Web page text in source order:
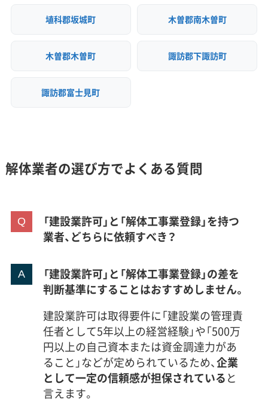
埴科郡坂城町 木曽郡南木曽町
木曽郡木曽町 諏訪郡下諏訪町
諏訪郡富士見町
解体業者の選び方でよくある質問
「建設業許可」と「解体工事業登録」を持つ
業者、どちらに依頼すべき？
「建設業許可」と「解体工事業登録」の差を
判断基準にすることはおすすめしません。
建設業許可は取得要件に「建設業の管理責
任者として5年以上の経営経験」や「500万
円以上の自己資本または資金調達力があ
ること」などが定められているため、企業
として一定の信頼感が担保されていると
言えます。